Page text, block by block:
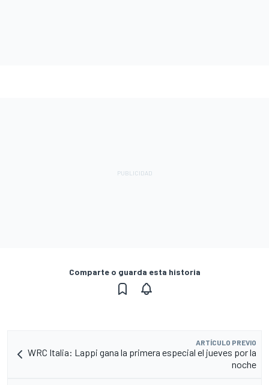
Comparte o guarda esta historia
ARTÍCULO PREVIO
WRC Italia: Lappi gana la primera especial el jueves por la
noche